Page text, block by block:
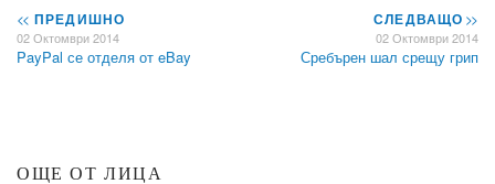
<< ПРЕДИШНО
02 Октомври 2014
PayPal се отделя от eBay
СЛЕДВАЩО>>
02 Октомври 2014
Сребърен шал срещу грип
ОЩЕ ОТ ЛИЦА